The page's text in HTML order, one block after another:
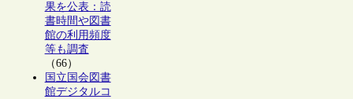
果を公表：読
書時間や図書
館の利用頻度
等も調査
（66）
国立国会図書
館デジタルコ